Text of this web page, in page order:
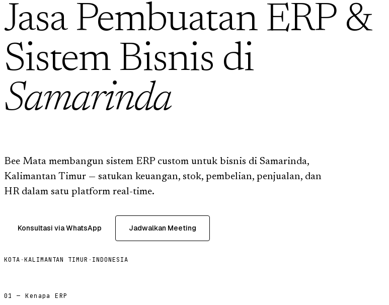
Jasa Pembuatan ERP &
Sistem Bisnis di
Samarinda
Bee Mata membangun sistem ERP custom untuk bisnis di Samarinda,
Kalimantan Timur — satukan keuangan, stok, pembelian, penjualan, dan
HR dalam satu platform real-time.
Konsultasi via WhatsApp Jadwalkan Meeting
KOTA ·KALIMANTAN TIMUR · INDONESIA
01 — Kenapa ERP